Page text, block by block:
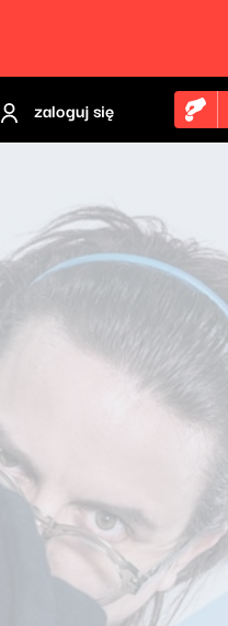
zaloguj się